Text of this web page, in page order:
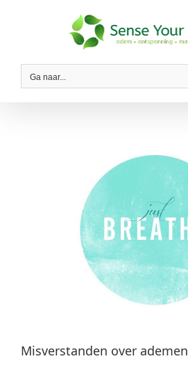
Ga naar...
Misverstanden over ademen